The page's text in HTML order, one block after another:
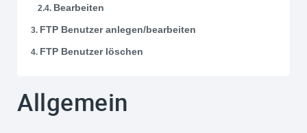
Bearbeiten
FTP Benutzer anlegen/bearbeiten
FTP Benutzer löschen
Allgemein